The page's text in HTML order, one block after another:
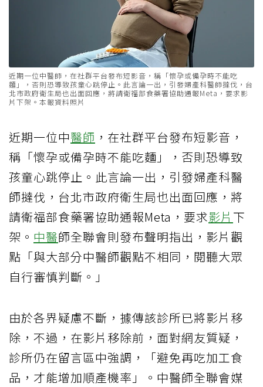
近期一位中醫師，在社群平台發布短影音，稱「懷孕或備孕時不能吃
麵」，否則恐導致孩童心跳停止。此言論一出，引發婦產科醫師撻伐，台
北市政府衛生局也出面回應，將請衛福部食藥署協助通報Meta，要求影
片下架。本報資料照片
近期一位中醫師 ，在社群平台發布短影音，
稱「懷孕或備孕時不能吃麵」，否則恐導致
孩童心跳停止。此言論一出，引發婦產科醫
師撻伐，台北市政府衛生局也出面回應，將
請衛福部食藥署協助通報Meta，要求影片 下
架。 中醫師全聯會則發布聲明指出，影片觀
點「與大部分中醫師觀點不相同，閱聽大眾
自行審慎判斷。」
由於各界疑慮不斷，據傳該診所已將影片移
除，不過，在影片移除前，面對網友質疑，
診所仍在留言區中強調，「避免再吃加工食
品，才能增加順產機率」。中醫師全聯會媒